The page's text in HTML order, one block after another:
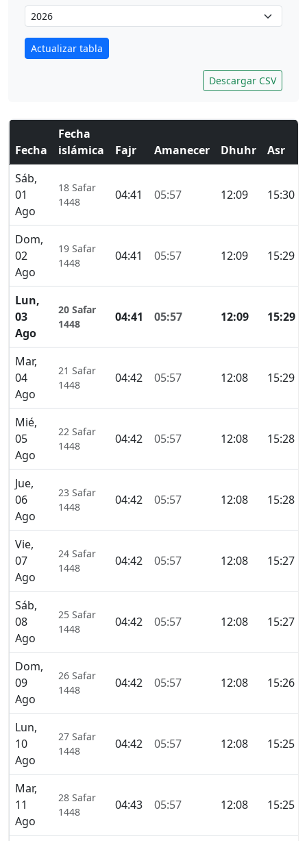
Actualizar tabla
Descargar CSV
Fecha
Fecha
islámica
Fajr Amanecer Dhuhr Asr
Sáb,
01
Ago
18 Safar
1448
04:41 05:57 12:09 15:30
Dom,
02
Ago
19 Safar
1448
04:41 05:57 12:09 15:29
Lun,
03
Ago
20 Safar
1448
04:41 05:57 12:09 15:29
Mar,
04
Ago
21 Safar
1448
04:42 05:57 12:08 15:29
Mié,
05
Ago
22 Safar
1448
04:42 05:57 12:08 15:28
Jue,
06
Ago
23 Safar
1448
04:42 05:57 12:08 15:28
Vie,
07
Ago
24 Safar
1448
04:42 05:57 12:08 15:27
Sáb,
08
Ago
25 Safar
1448
04:42 05:57 12:08 15:27
Dom,
09
Ago
26 Safar
1448
04:42 05:57 12:08 15:26
Lun,
10
Ago
27 Safar
1448
04:42 05:57 12:08 15:25
Mar,
11
Ago
28 Safar
1448
04:43 05:57 12:08 15:25